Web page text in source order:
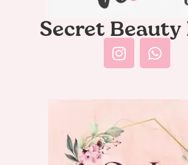
Secret Beauty